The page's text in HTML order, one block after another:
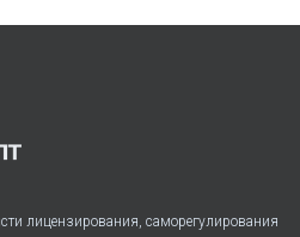
лицензирования, саморегулирования